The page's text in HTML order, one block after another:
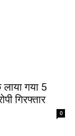
गया 5
गिरफ्तार
0